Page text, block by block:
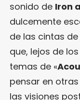
sonido de Iron
dulcemente
de las cintas
que, lejos de
temas de «
pensar en
las visiones